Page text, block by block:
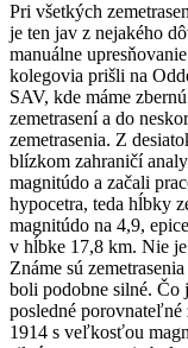
Pri všetkých
je ten jav z nejakého
manuálne
kolegovia prišli na
SAV, kde máme
zemetrasení a do
zemetrasenia. Z
blízkom zahraničí
magnitúdo a začali
hypocetra, teda hĺbky
magnitúdo na 4,9,
v hĺbke 17,8 km. Nie
Známe sú
boli podobne silné. Čo
posledné porovnateľné
1914 s veľkosťou